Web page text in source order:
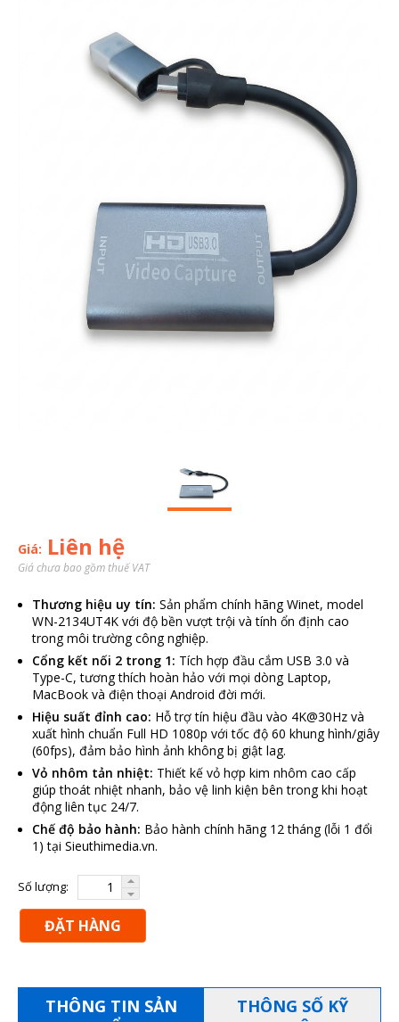
Giá: Liên hệ
Giá chưa bao gồm thuế VAT
Thương hiệu uy tín: Sản phẩm chính hãng Winet, model
WN-2134UT4K với độ bền vượt trội và tính ổn định cao
trong môi trường công nghiệp.
Cổng kết nối 2 trong 1: Tích hợp đầu cắm USB 3.0 và
Type-C, tương thích hoàn hảo với mọi dòng Laptop,
MacBook và điện thoại Android đời mới.
Hiệu suất đỉnh cao: Hỗ trợ tín hiệu đầu vào 4K@30Hz và
xuất hình chuẩn Full HD 1080p với tốc độ 60 khung hình/giây
(60fps), đảm bảo hình ảnh không bị giật lag.
Vỏ nhôm tản nhiệt: Thiết kế vỏ hợp kim nhôm cao cấp
giúp thoát nhiệt nhanh, bảo vệ linh kiện bên trong khi hoạt
động liên tục 24/7.
Chế độ bảo hành: Bảo hành chính hãng 12 tháng (lỗi 1 đổi
1) tại Sieuthimedia.vn.
Số lượng:
ĐẶT HÀNG
THÔNG TIN SẢN
THÔNG SỐ KỸ